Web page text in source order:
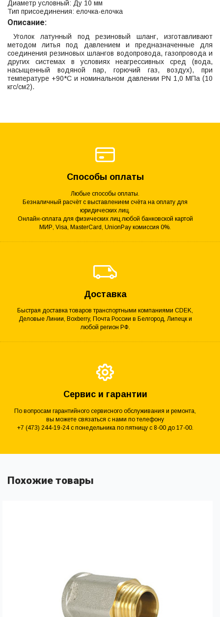
Диаметр условный: Ду 10 мм
Тип присоединения: елочка-елочка
Описание:
Уголок латунный под резиновый шланг, изготавливают
методом литья под давлением и предназначенные для
соединения резиновых шлангов водопровода, газопровода и
других системах в условиях неагрессивных сред (вода,
насыщенный водяной пар, горючий газ, воздух), при
температуре +90*С и номинальном давлении PN 1,0 МПа (10
кгс/см2).
Способы оплаты
Любые способы оплаты.
Безналичный расчёт с выставлением счёта на оплату для
юридических лиц.
Онлайн-оплата для физических лиц любой банковской картой
МИР, Visa, MasterCard, UnionPay комиссия 0%.
Доставка
Быстрая доставка товаров транспортными компаниями CDEK,
Деловые Линии, Boxberry, Почта России в Белгород, Липецк и
любой регион РФ.
Сервис и гарантии
По вопросам гарантийного сервисного обслуживания и ремонта,
вы можете связаться с нами по телефону
+7 (473) 244-19-24 с понедельника по пятницу с 8-00 до 17-00.
Похожие товары